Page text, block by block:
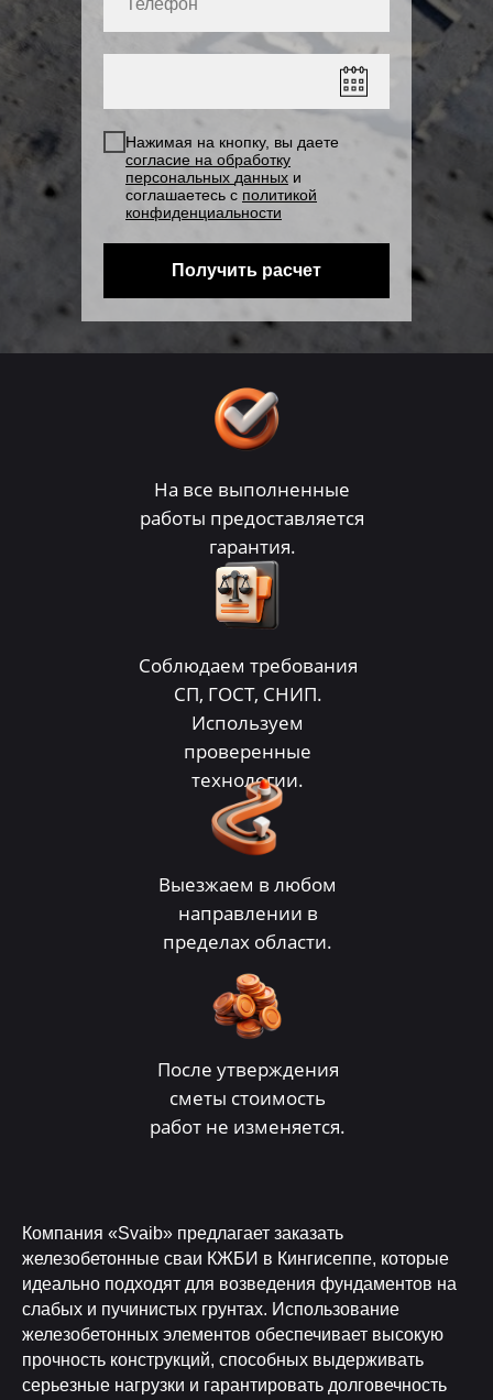
Нажимая на кнопку, вы даете
согласие на обработку
персональных данных и
соглашаетесь с политикой
конфиденциальности
Получить расчет
Соблюдаем требования
СП, ГОСТ, СНИП.
Используем
проверенные
технологии.
Выезжаем в любом
направлении в
пределах области.
После утверждения
сметы стоимость
работ не изменяется.
На все выполненные
работы предоставляется
гарантия.
Компания «Svaib» предлагает заказать
железобетонные сваи КЖБИ в Кингисеппе, которые
идеально подходят для возведения фундаментов на
слабых и пучинистых грунтах. Использование
железобетонных элементов обеспечивает высокую
прочность конструкций, способных выдерживать
серьезные нагрузки и гарантировать долговечность